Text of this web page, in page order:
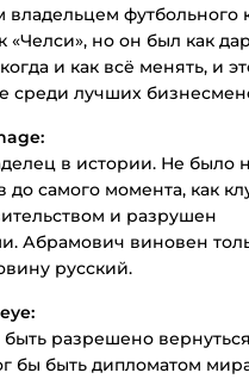
футбольного
«Челси», но он был как
и как всё менять, и
среди лучших
в истории. Не было
до самого момента, как
и разрушен
Абрамович виновен
русский.
разрешено
бы быть дипломатом